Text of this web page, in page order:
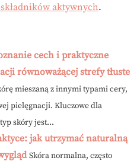
aktywnych.
cech i praktyczne
równoważącej strefy tłuste
mieszaną z innymi typami cery,
pielęgnacji. Kluczowe dla
skóry jest...
jak utrzymać naturalną
Skóra normalna, często